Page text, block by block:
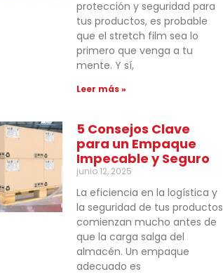
protección y seguridad para
tus productos, es probable
que el stretch film sea lo
primero que venga a tu
mente. Y sí,
Leer más »
5 Consejos Clave
para un Empaque
Impecable y Seguro
junio 12, 2025
La eficiencia en la logística y
la seguridad de tus productos
comienzan mucho antes de
que la carga salga del
almacén. Un empaque
adecuado es